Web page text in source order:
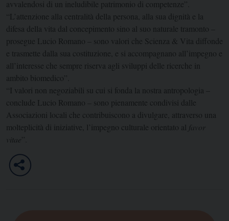
avvalendosi di un ineludibile patrimonio di competenze”.
“L’attenzione alla centralità della persona, alla sua dignità e la
difesa della vita dal concepimento sino al suo naturale tramonto –
prosegue Lucio Romano – sono valori che Scienza & Vita diffonde
e trasmette dalla sua costituzione, e si accompagnano all’impegno e
all’interesse che sempre riserva agli sviluppi delle ricerche in
ambito biomedico”.
“I valori non negoziabili su cui si fonda la nostra antropologia –
conclude Lucio Romano – sono pienamente condivisi dalle
Associazioni locali che contribuiscono a divulgare, attraverso una
molteplicità di iniziative, l’impegno culturale orientato al favor
vitae